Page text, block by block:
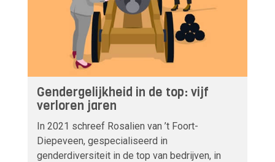
Gendergelijkheid in de top: vijf
verloren jaren
In 2021 schreef Rosalien van ’t Foort-
Diepeveen, gespecialiseerd in
genderdiversiteit in de top van bedrijven, in